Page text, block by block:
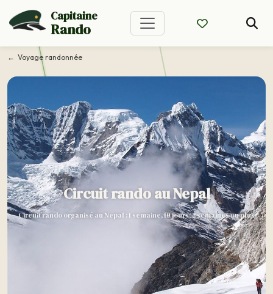
Capitaine
Rando
Voyage randonnée
Circuit rando au Nepal
Circuit rando organisé au Nepal : 1 semaine, 10 jours, 2 semaines ou plus